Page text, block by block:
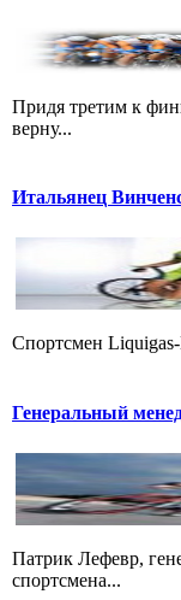
Придя третим к
верну...
Итальянец
Cпортсмен
Генеральный
Патрик Лефевр,
спортсмена...